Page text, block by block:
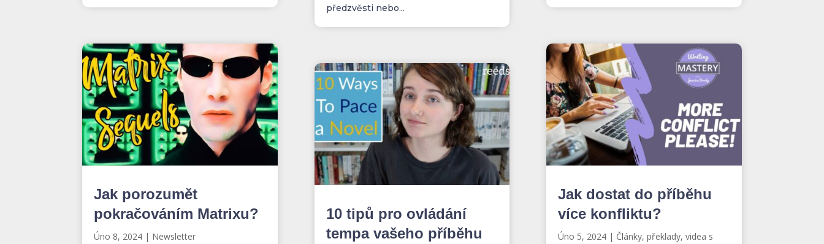
Jak porozumět
pokračováním Matrixu?
Úno 8, 2024 | Newsletter
předzvěsti nebo...
10 tipů pro ovládání
tempa vašeho příběhu
Jak dostat do příběhu
více konfliktu?
Úno 5, 2024| Články, překlady, videa s